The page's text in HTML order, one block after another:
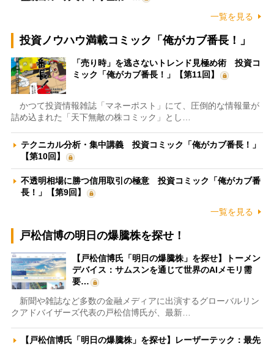
一覧を見る
投資ノウハウ満載コミック「俺がカブ番長！」
「売り時」を逃さないトレンド見極め術 投資コ
ミック「俺がカブ番長！」【第11回】
かつて投資情報雑誌「マネーポスト」にて、圧倒的な情報量が
詰め込まれた「天下無敵の株コミック」とし…
テクニカル分析・集中講義 投資コミック「俺がカブ番長！」
【第10回】
不透明相場に勝つ信用取引の極意 投資コミック「俺がカブ番
長！」【第9回】
一覧を見る
戸松信博の明日の爆騰株を探せ！
【戸松信博氏「明日の爆騰株」を探せ】トーメン
デバイス：サムスンを通じて世界のAIメモリ需
要…
新聞や雑誌など多数の金融メディアに出演するグローバルリン
クアドバイザーズ代表の戸松信博氏が、最新…
【戸松信博氏「明日の爆騰株」を探せ】レーザーテック：最先